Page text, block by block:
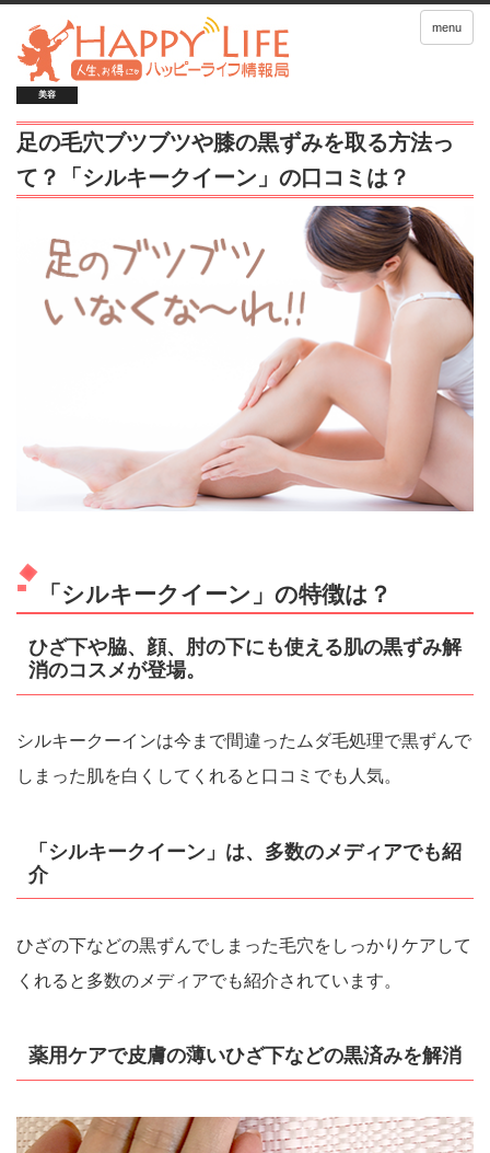
menu
美容
足の毛穴ブツブツや膝の黒ずみを取る方法っ
て？「シルキークイーン」の口コミは？
「シルキークイーン」の特徴は？
ひざ下や脇、顔、肘の下にも使える肌の黒ずみ解
消のコスメが登場。
シルキークーインは今まで間違ったムダ毛処理で黒ずんで
しまった肌を白くしてくれると口コミでも人気。
「シルキークイーン」は、多数のメディアでも紹
介
ひざの下などの黒ずんでしまった毛穴をしっかりケアして
くれると多数のメディアでも紹介されています。
薬用ケアで皮膚の薄いひざ下などの黒済みを解消